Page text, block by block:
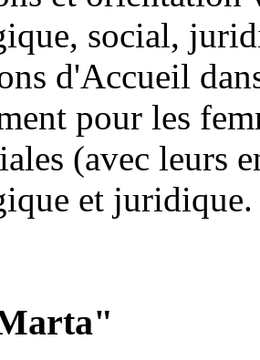
social,
d'Accueil
pour les
(avec leurs
et juridique.